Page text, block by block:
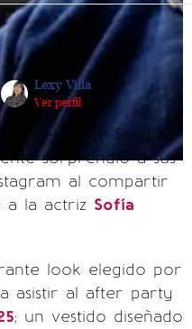
Lexy Villa
Ver perfil
del piloto Sergio
sorprendió a sus
al compartir
a la actriz Sofía
look elegido por
asistir al after party
; un vestido diseñado